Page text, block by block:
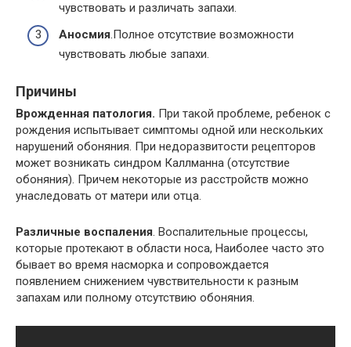
чувствовать и различать запахи.
Аносмия.Полное отсутствие возможности
чувствовать любые запахи.
Причины
Врожденная патология. При такой проблеме, ребенок с
рождения испытывает симптомы одной или нескольких
нарушений обоняния. При недоразвитости рецепторов
может возникать синдром Каллманна (отсутствие
обоняния). Причем некоторые из расстройств можно
унаследовать от матери или отца.
Различные воспаления. Воспалительные процессы,
которые протекают в области носа, Наиболее часто это
бывает во время насморка и сопровождается
появлением снижением чувствительности к разным
запахам или полному отсутствию обоняния.